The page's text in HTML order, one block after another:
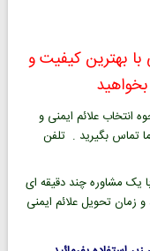
بهترین کیفیت و
انتخاب علائم ایمنی و
تماس بگیرید . تلفن
یک مشاوره چند دقیقه ای
زمان تحویل علائم ایمنی